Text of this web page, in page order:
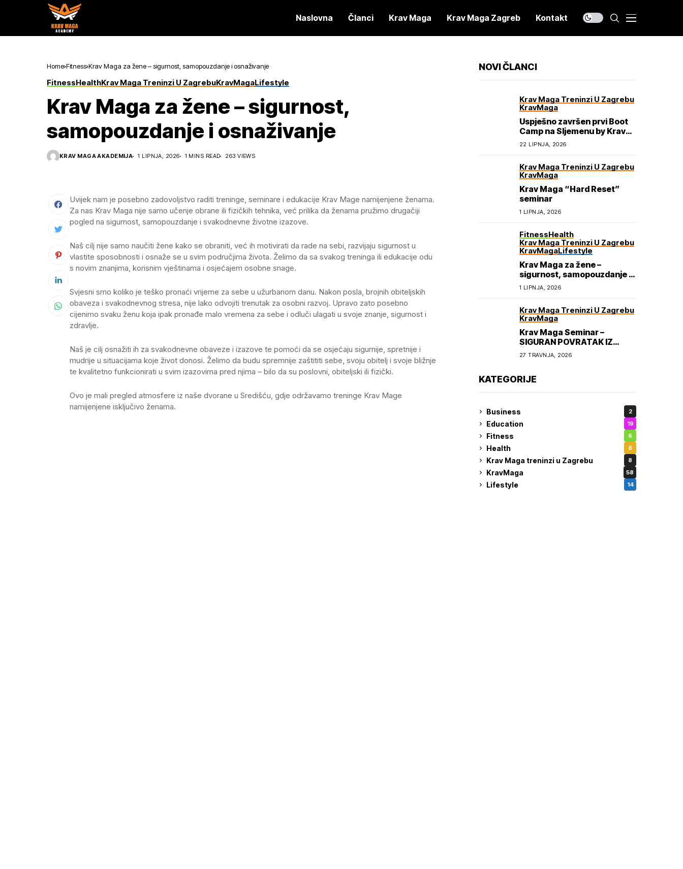
Naslovna Članci Krav Maga Krav Maga Zagreb Kontakt
Home Fitness Krav Maga za žene – sigurnost, samopouzdanje i osnaživanje
FitnessHealthKrav Maga Treninzi U ZagrebuKravMagaLifestyle
Krav Maga za žene – sigurnost,
samopouzdanje i osnaživanje
KRAV MAGA AKADEMIJA 1 LIPNJA, 2026 1 MINS READ 263 VIEWS
Uvijek nam je posebno zadovoljstvo raditi treninge, seminare i edukacije Krav Mage namijenjene ženama.
Za nas Krav Maga nije samo učenje obrane ili fizičkih tehnika, već prilika da ženama pružimo drugačiji
pogled na sigurnost, samopouzdanje i svakodnevne životne izazove.
Naš cilj nije samo naučiti žene kako se obraniti, već ih motivirati da rade na sebi, razvijaju sigurnost u
vlastite sposobnosti i osnaže se u svim područjima života. Želimo da sa svakog treninga ili edukacije odu
s novim znanjima, korisnim vještinama i osjećajem osobne snage.
Svjesni smo koliko je teško pronaći vrijeme za sebe u užurbanom danu. Nakon posla, brojnih obiteljskih
obaveza i svakodnevnog stresa, nije lako odvojiti trenutak za osobni razvoj. Upravo zato posebno
cijenimo svaku ženu koja ipak pronađe malo vremena za sebe i odluči ulagati u svoje znanje, sigurnost i
zdravlje.
Naš je cilj osnažiti ih za svakodnevne obaveze i izazove te pomoći da se osjećaju sigurnije, spretnije i
mudrije u situacijama koje život donosi. Želimo da budu spremnije zaštititi sebe, svoju obitelj i svoje bližnje
te kvalitetno funkcionirati u svim izazovima pred njima – bilo da su poslovni, obiteljski ili fizički.
Ovo je mali pregled atmosfere iz naše dvorane u Središću, gdje održavamo treninge Krav Mage
namijenjene isključivo ženama.
NOVI ČLANCI
Krav Maga Treninzi U Zagrebu
KravMaga
Uspješno završen prvi Boot
Camp na Sljemenu by Krav
Maga Academy
22 LIPNJA, 2026
Krav Maga Treninzi U Zagrebu
KravMaga
Krav Maga “Hard Reset”
seminar
1 LIPNJA, 2026
FitnessHealth
Krav Maga Treninzi U Zagrebu
KravMagaLifestyle
Krav Maga za žene –
sigurnost, samopouzdanje i
osnaživanje
1 LIPNJA, 2026
Krav Maga Treninzi U Zagrebu
KravMaga
Krav Maga Seminar –
SIGURAN POVRATAK IZ
ŠKOLE
27 TRAVNJA, 2026
KATEGORIJE
Business 2
Education 19
Fitness 6
Health 8
Krav Maga treninzi u Zagrebu 8
KravMaga 58
Lifestyle 14